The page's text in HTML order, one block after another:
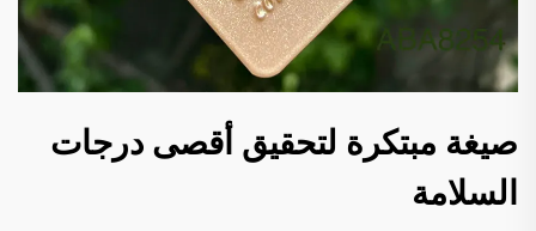
صيغة مبتكرة لتحقيق أقصى درجات
السلامة